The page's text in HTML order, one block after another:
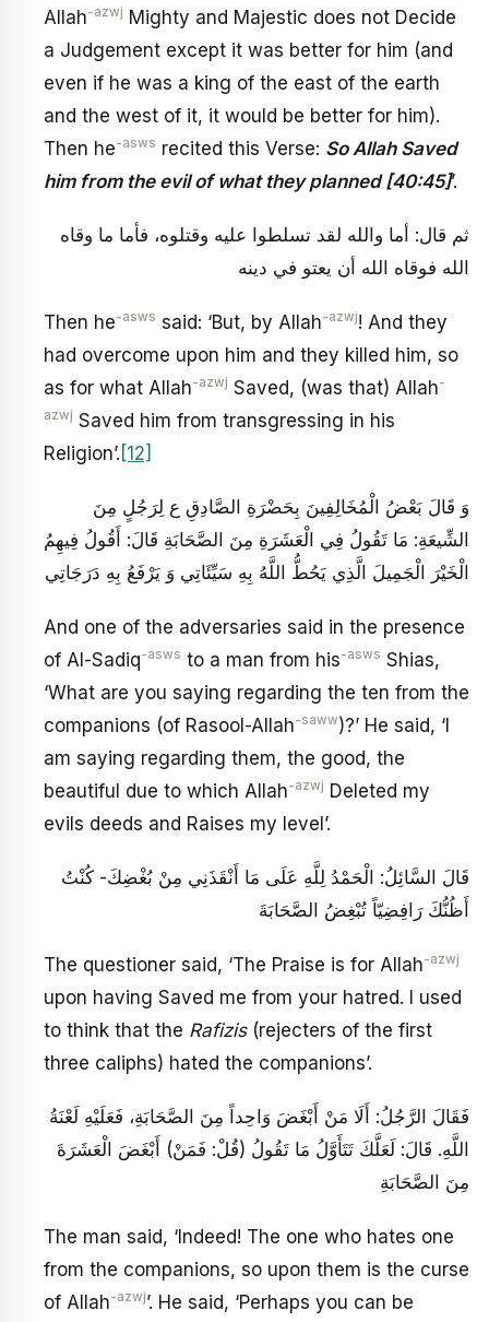
Allah-azwj Mighty and Majestic does not Decide
a Judgement except it was better for him (and
even if he was a king of the east of the earth
and the west of it, it would be better for him).
Then he-asws recited this Verse: So Allah Saved
him from the evil of what they planned [40:45]’.
ثم قال: أما والله لقد تسلطوا عليه وقتلوه، فأما ما وقاه
الله فوقاه الله أن يعتو في دينه
Then he-asws said: ‘But, by Allah-azwj! And they
had overcome upon him and they killed him, so
as for what Allah-azwj Saved, (was that) Allah-
azwj Saved him from transgressing in his
Religion’. [12]
وَ قَالَ بَعْضُ الْمُخَالِفِينَ‏ بِحَضْرَةِ الصَّادِقِ ع لِرَجُلٍ مِنَ
الشِّيعَةِ: مَا تَقُولُ فِي الْعَشَرَةِ مِنَ الصَّحَابَةِ قَالَ: أَقُولُ فِيهِمُ
الْخَيْرَ الْجَمِيلَ‏ الَّذِي يَحُطُّ اللَّهُ بِهِ سَيِّئَاتِي وَ يَرْفَعُ بِهِ دَرَجَاتِي
And one of the adversaries said in the presence
of Al-Sadiq-asws to a man from his-asws Shias,
‘What are you saying regarding the ten from the
companions (of Rasool-Allah-saww)?’ He said, ‘I
am saying regarding them, the good, the
beautiful due to which Allah-azwj Deleted my
evils deeds and Raises my level’.
قَالَ السَّائِلُ: الْحَمْدُ لِلَّهِ عَلَى مَا أَنْقَذَنِي مِنْ بُغْضِكَ- كُنْتُ
أَظُنُّكَ رَافِضِيّاً تُبْغِضُ الصَّحَابَةَ
The questioner said, ‘The Praise is for Allah-azwj
upon having Saved me from your hatred. I used
to think that the Rafizis(rejecters of the first
three caliphs) hated the companions’.
فَقَالَ الرَّجُلُ: أَلَا مَنْ أَبْغَضَ وَاحِداً مِنَ الصَّحَابَةِ، فَعَلَيْهِ لَعْنَةُ
اللَّهِ. قَالَ: لَعَلَّكَ تَتَأَوَّلُ مَا تَقُولُ (قُلْ: فَمَنْ) أَبْغَضَ الْعَشَرَةَ
مِنَ الصَّحَابَةِ
The man said, ‘Indeed! The one who hates one
from the companions, so upon them is the curse
of Allah-azwj’. He said, ‘Perhaps you can be